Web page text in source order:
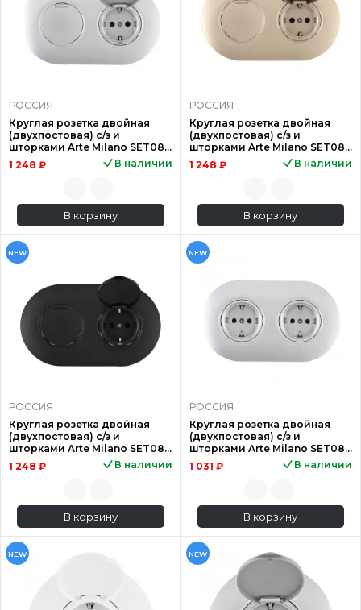
РОССИЯ
Круглая розетка двойная
(двухпостовая) с/з и
шторками Arte Milano SET08-
2-41-1x2 silver
1 248 ₽ В наличии
В корзину
РОССИЯ
Круглая розетка двойная
(двухпостовая) с/з и
шторками Arte Milano SET08-
2-41-1x2 shampan
1 248 ₽ В наличии
В корзину
NEW
РОССИЯ
Круглая розетка двойная
(двухпостовая) с/з и
шторками Arte Milano SET08-
2-41-1x2 black
1 248 ₽ В наличии
В корзину
NEW
РОССИЯ
Круглая розетка двойная
(двухпостовая) с/з и
шторками Arte Milano SET08-
2-40-1x2 silver
1 031 ₽ В наличии
В корзину
NEW NEW